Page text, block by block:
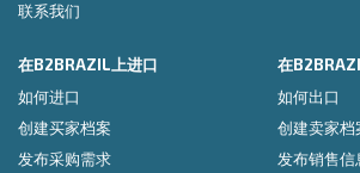
联系我们
在B2BRAZIL上进口
如何进口
创建买家档案
发布采购需求
在
如何出口
创建卖家档
发布销售信